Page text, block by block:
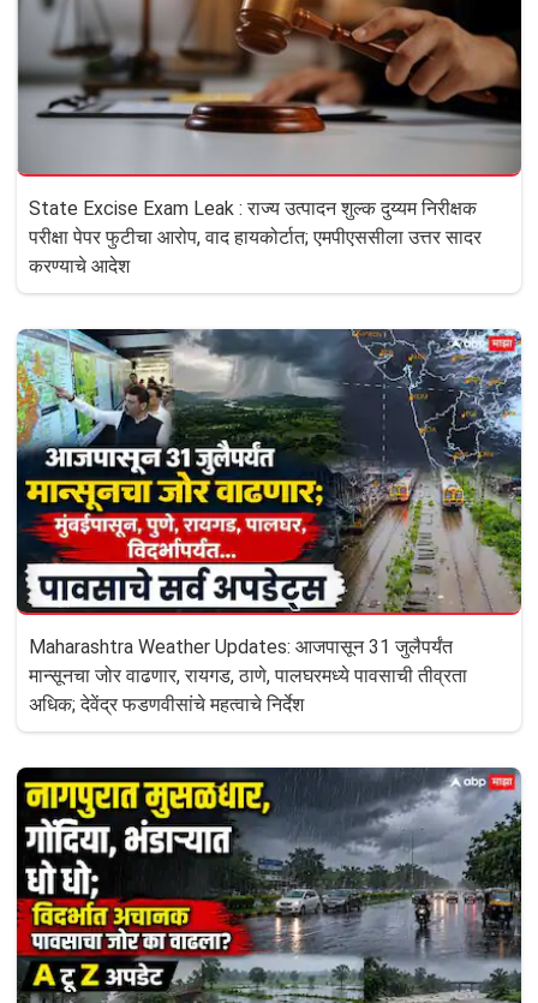
State Excise Exam Leak : राज्य उत्पादन शुल्क दुय्यम निरीक्षक
परीक्षा पेपर फुटीचा आरोप, वाद हायकोर्टात; एमपीएससीला उत्तर सादर
करण्याचे आदेश
Maharashtra Weather Updates: आजपासून 31 जुलैपर्यंत
मान्सूनचा जोर वाढणार, रायगड, ठाणे, पालघरमध्ये पावसाची तीव्रता
अधिक; देवेंद्र फडणवीसांचे महत्वाचे निर्देश